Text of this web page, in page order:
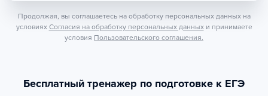
Продолжая, вы соглашаетесь на обработку персональных данных на
условиях Согласия на обработку персональных данных и принимаете
условия Пользовательского соглашения.
Бесплатный тренажер по подготовке к ЕГЭ